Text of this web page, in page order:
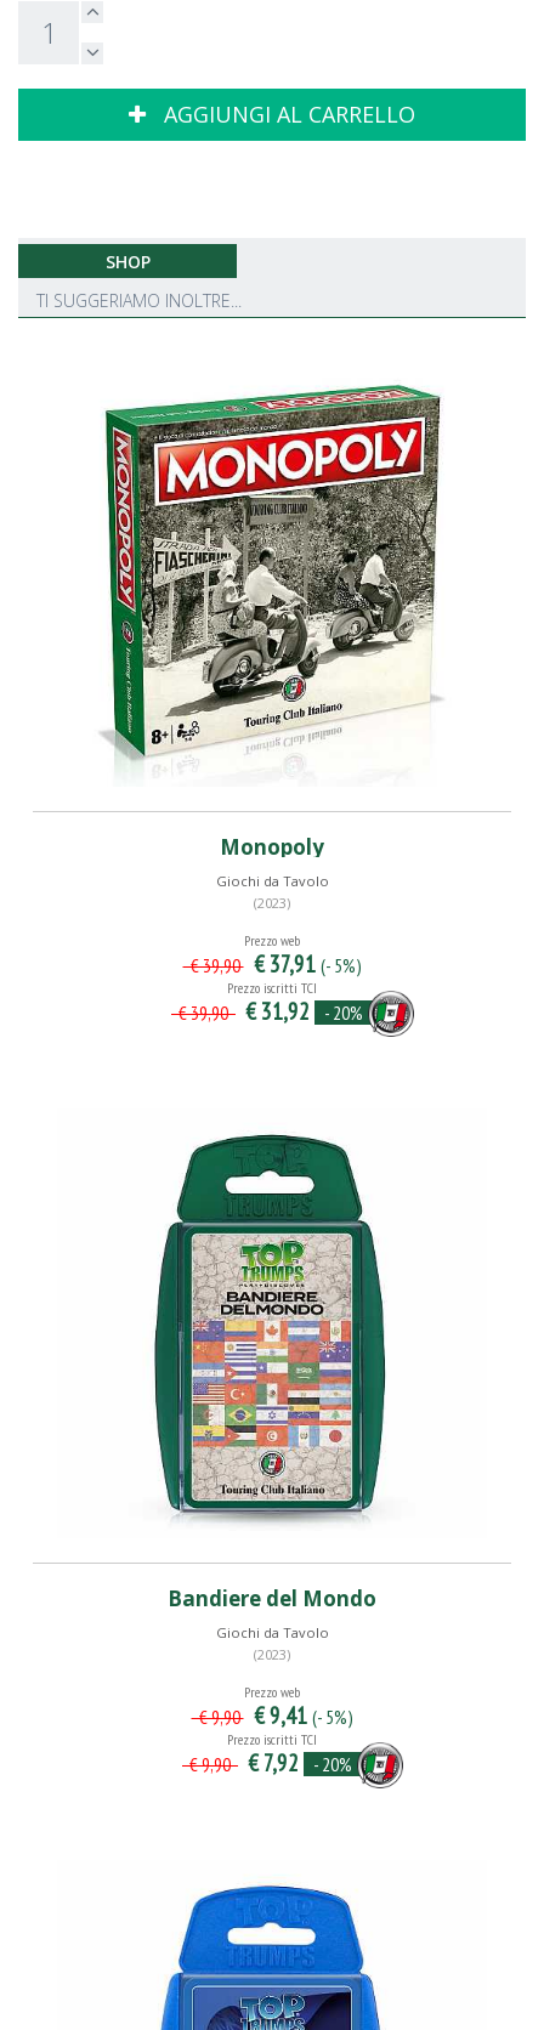
AGGIUNGI AL CARRELLO
SHOP
TI SUGGERIAMO INOLTRE...
Monopoly
Giochi da Tavolo
(2023)
Prezzo web
€ 39,90 € 37,91 (- 5%)
Prezzo iscritti TCI
€ 39,90 € 31,92 - 20%
Bandiere del Mondo
Giochi da Tavolo
(2023)
Prezzo web
€ 9,90 € 9,41 (- 5%)
Prezzo iscritti TCI
€ 9,90 € 7,92 - 20%